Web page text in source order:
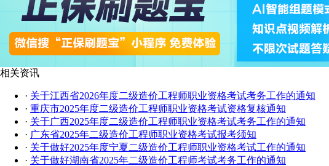
相关资讯
· 关于江西省2026年度二级造价工程师职业资格考试考务工作的通知
· 重庆市2025年度二级造价工程师职业资格考试资格复核通知
· 关于广西2025年度二级造价工程师职业资格考试考务工作的通知
· 广东省2025年二级造价工程师职业资格考试报考须知
· 关于做好2025年度宁夏二级造价工程师职业资格考试工作的通知
· 关于做好湖南省2025年二级造价工程师考试考务工作的通知